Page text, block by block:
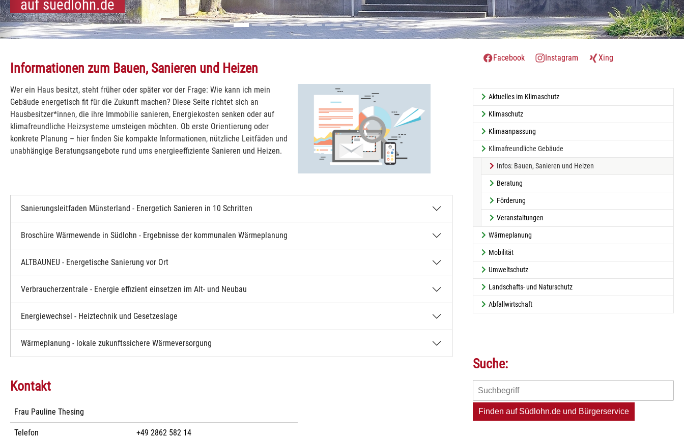
Oeding:
und Oeding:
Südlohn und Oeding:
Südlohn und Oeding:
Südlohn und Oeding:
Südlohn und Oeding:
Südlohn und Oeding:
Südlohn und Oeding:
Südlohn und Oeding:
Südlohn und Oeding:
Südlohn und Oeding:
auf suedlohn.de
Informationen zum Bauen, Sanieren und Heizen
Wer ein Haus besitzt, steht früher oder später vor der Frage: Wie kann ich mein
Gebäude energetisch fit für die Zukunft machen? Diese Seite richtet sich an
Hausbesitzer*innen, die ihre Immobilie sanieren, Energiekosten senken oder auf
klimafreundliche Heizsysteme umsteigen möchten. Ob erste Orientierung oder
konkrete Planung – hier finden Sie kompakte Informationen, nützliche Leitfäden und
unabhängige Beratungsangebote rund ums energieeffiziente Sanieren und Heizen.
Sanierungsleitfaden Münsterland - Energetich Sanieren in 10 Schritten
Broschüre Wärmewende in Südlohn - Ergebnisse der kommunalen Wärmeplanung
ALTBAUNEU - Energetische Sanierung vor Ort
Verbraucherzentrale - Energie effizient einsetzen im Alt- und Neubau
Energiewechsel - Heiztechnik und Gesetzeslage
Wärmeplanung - lokale zukunftssichere Wärmeversorgung
Kontakt
Frau Pauline Thesing
Telefon +49 2862 582 14
Facebook Instagram Xing
Aktuelles im Klimaschutz
Klimaschutz
Klimaanpassung
Klimafreundliche Gebäude
Infos: Bauen, Sanieren und Heizen
Beratung
Förderung
Veranstaltungen
Wärmeplanung
Mobilität
Umweltschutz
Landschafts- und Naturschutz
Abfallwirtschaft
Suche: